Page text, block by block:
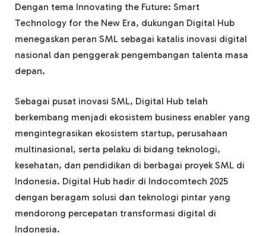
Dengan tema Innovating the Future: Smart
Technology for the New Era, dukungan Digital Hub
menegaskan peran SML sebagai katalis inovasi digital
nasional dan penggerak pengembangan talenta masa
depan.
Sebagai pusat inovasi SML, Digital Hub telah
berkembang menjadi ekosistem business enabler yang
mengintegrasikan ekosistem startup, perusahaan
multinasional, serta pelaku di bidang teknologi,
kesehatan, dan pendidikan di berbagai proyek SML di
Indonesia. Digital Hub hadir di Indocomtech 2025
dengan beragam solusi dan teknologi pintar yang
mendorong percepatan transformasi digital di
Indonesia.